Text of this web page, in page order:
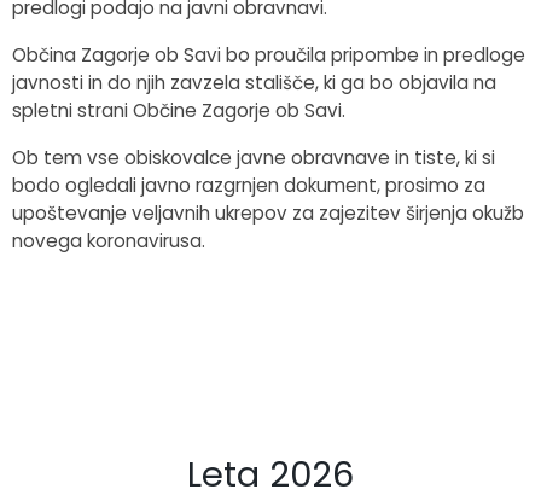
predlogi podajo na javni obravnavi.
Občina Zagorje ob Savi bo proučila pripombe in predloge
javnosti in do njih zavzela stališče, ki ga bo objavila na
spletni strani Občine Zagorje ob Savi.
Ob tem vse obiskovalce javne obravnave in tiste, ki si
bodo ogledali javno razgrnjen dokument, prosimo za
upoštevanje veljavnih ukrepov za zajezitev širjenja okužb
novega koronavirusa.
Leta 2026